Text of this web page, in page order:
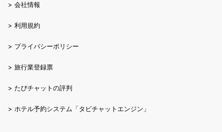
> 会社情報
> 利用規約
> プライバシーポリシー
> 旅行業登録票
> たびチャットの評判
> ホテル予約システム「タビチャットエンジン」